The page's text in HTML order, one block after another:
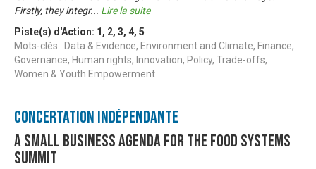
Firstly, they integr... Lire la suite
Piste(s) d'Action: 1 , 2, 3, 4, 5
Mots-clés : Data & Evidence, Environment and Climate, Finance,
Governance, Human rights, Innovation, Policy, Trade-offs,
Women & Youth Empowerment
Concertation Indépendante
A Small Business Agenda for the Food Systems
Summit